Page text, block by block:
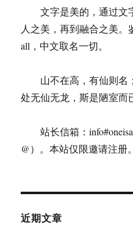
文字是美的，通过文
人之美，再到融合之美。
all，中文取名一切。
山不在高，有仙则名
处无仙无龙，斯是陋室而
站长信箱：
@）。本站仅限邀请注册。
近期文章